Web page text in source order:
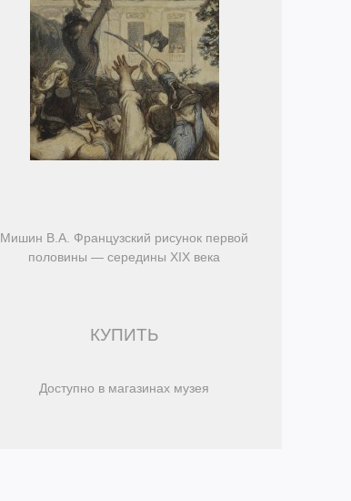
Мишин В.А. Французский рисунок первой
половины — середины XIX века
КУПИТЬ
Доступно в магазинах музея